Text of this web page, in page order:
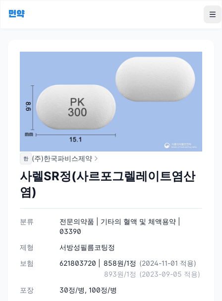
먼약
한 (주)한국파비스제약
사렐SR정(사르포그렐레이트염산
염)
분류
전문의약품 | 기타의 혈액 및 체액용약 |
03390
제형
서방성필름코팅정
보험
621803720 | 858원/1정 (2024-11-01 적용)
893원/1정 (2023-09-05 적용)
포장
30정/병, 100정/병